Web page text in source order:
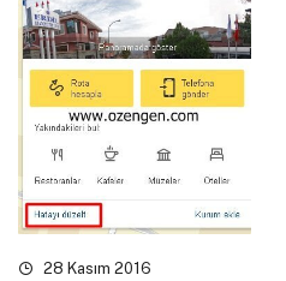
28 Kasım 2016